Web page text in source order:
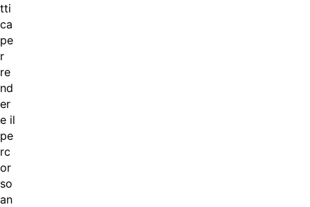
tti
ca
pe
r
re
nd
er
e il
pe
rc
or
so
an